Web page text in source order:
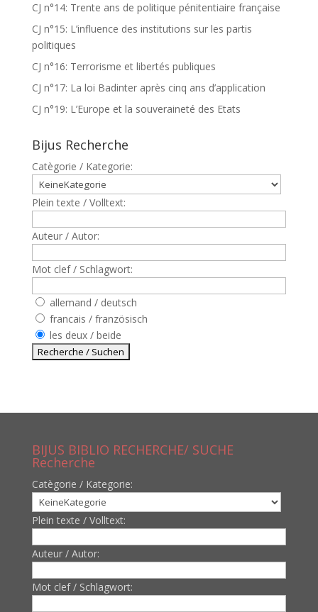
CJ n°14: Trente ans de politique pénitentiaire française
CJ n°15: L’influence des institutions sur les partis
politiques
CJ n°16: Terrorisme et libertés publiques
CJ n°17: La loi Badinter après cinq ans d’application
CJ n°19: L’Europe et la souveraineté des Etats
Bijus Recherche
Catègorie / Kategorie:
Plein texte / Volltext:
Auteur / Autor:
Mot clef / Schlagwort:
allemand / deutsch
francais / französisch
les deux / beide
BIJUS BIBLIO RECHERCHE/ SUCHE
Recherche
Catègorie / Kategorie:
Plein texte / Volltext:
Auteur / Autor:
Mot clef / Schlagwort: